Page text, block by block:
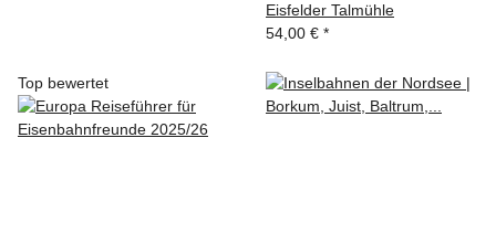
Eisfelder Talmühle
54,00 € *
Top bewertet